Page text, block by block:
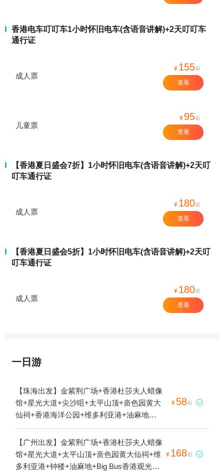
香港电车叮叮车1小时怀旧电车(含语音讲解)+2天叮叮车
通行证
成人票
¥ 155起
查看
儿童票
¥ 95起
查看
【香港夏日盛会7折】1小时怀旧电车(含语音讲解)+2天叮
叮车通行证
成人票
¥ 180起
查看
【香港夏日盛会5折】1小时怀旧电车(含语音讲解)+2天叮
叮车通行证
成人票
¥ 180起
查看
一日游
【珠海出发】金紫荆广场+香港杜莎夫人蜡像
馆+星光大道+尖沙咀+太平山顶+啬色园黄大
仙祠+香港海洋公园+维多利亚港+油麻地
+Big Bus香港观光巴士游+凌霄阁摩天台
428+庙街+中环+天星小轮+砵甸乍街+香港电
车叮叮车+海港城+香港摩天轮+香港故宫文
化博物馆+西九文化区+油麻地果栏+山顶缆
¥ 58起 
【广州出发】金紫荆广场+香港杜莎夫人蜡像
馆+星光大道+太平山顶+啬色园黄大仙祠+维
多利亚港+钟楼+油麻地+Big Bus香港观光巴
¥ 168起 